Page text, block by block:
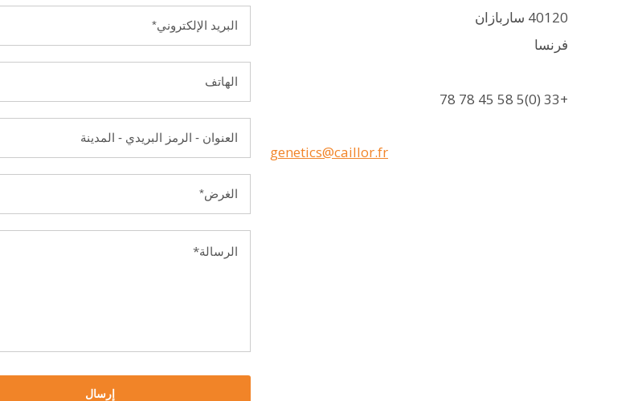
إرسال
40120 ساربازان
فرنسا
+33 (0)5 58 45 78 78
genetics@caillor.fr